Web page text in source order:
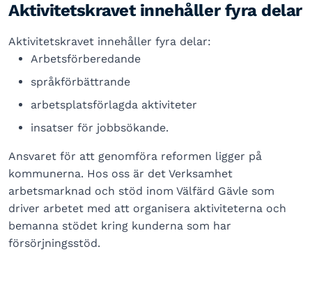
Aktivitetskravet innehåller fyra delar
Aktivitetskravet innehåller fyra delar:
Arbetsförberedande
språkförbättrande
arbetsplatsförlagda aktiviteter
insatser för jobbsökande.
Ansvaret för att genomföra reformen ligger på
kommunerna. Hos oss är det Verksamhet
arbetsmarknad och stöd inom Välfärd Gävle som
driver arbetet med att organisera aktiviteterna och
bemanna stödet kring kunderna som har
försörjningsstöd.